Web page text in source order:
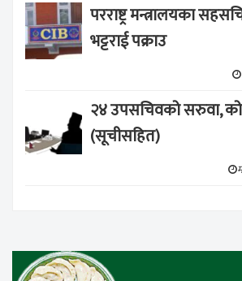
परराष्ट्र मन्त्रालयका
भट्टराई पक्राउ
२४ उपसचिवको सरुवा,
(सूचीसहित)